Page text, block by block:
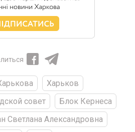
Харьков
совет
Блок Кернеса
Светлана Александровна